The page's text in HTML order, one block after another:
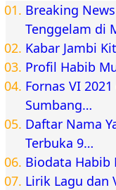
Breaking
Tenggelam di
Kabar Jambi
Profil Habib
Fornas VI
Sumbang…
Daftar Nama
Terbuka 9…
Biodata Habib
Lirik Lagu dan